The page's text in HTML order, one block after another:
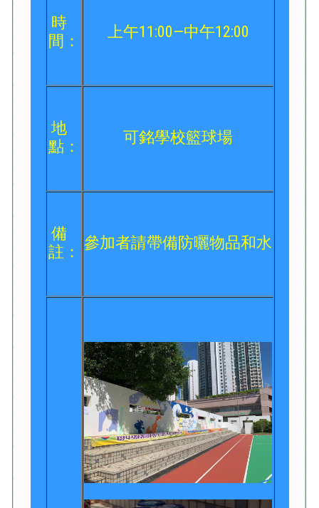
時
間：
上午11:00—中午12:00
地
點：
可銘學校籃球場
備
註：
參加者請帶備防曬物品和水